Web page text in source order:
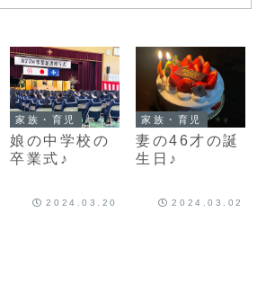
家族・育児
娘の中学校の
卒業式♪
2024.03.20
家族・育児
妻の46才の誕
生日♪
2024.03.02